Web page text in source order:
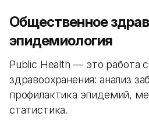
Общественное
эпидемиология
Public Health — это работа
здравоохранения: анализ
профилактика эпидемий,
статистика.